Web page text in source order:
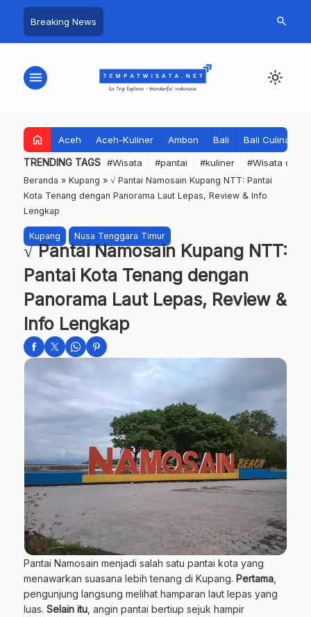
Breaking News search
menu light_mode
home Aceh Aceh-Kuliner Ambon Bali Bali Culinary
TRENDING TAGS #Wisata #pantai #kuliner #Wisata dan
Beranda » Kupang » √ Pantai Namosain Kupang NTT: Pantai
Kota Tenang dengan Panorama Laut Lepas, Review & Info
Lengkap
Kupang Nusa Tenggara Timur
√ Pantai Namosain Kupang NTT:
Pantai Kota Tenang dengan
Panorama Laut Lepas, Review &
Info Lengkap
Pantai Namosain menjadi salah satu pantai kota yang
menawarkan suasana lebih tenang di Kupang. Pertama
pengunjung langsung melihat hamparan laut lepas yang
luas. Selain itu , angin pantai bertiup sejuk hampir